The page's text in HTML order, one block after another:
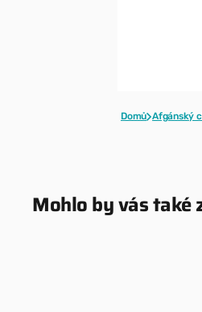
Domů Afgánský
Mohlo by vás také